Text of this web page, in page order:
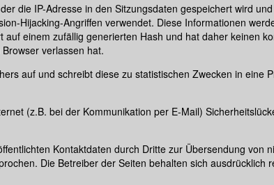
die IP-Adresse in den Sitzungsdaten gespeichert wird
Hijacking-Angriffen verwendet. Diese Informationen
einem zufällig generierten Hash und hat daher keinen
verlassen hat.
auf und schreibt diese zu statistischen Zwecken in eine
(z.B. bei der Kommunikation per E-Mail)
Kontaktdaten durch Dritte zur Übersendung von
Die Betreiber der Seiten behalten sich